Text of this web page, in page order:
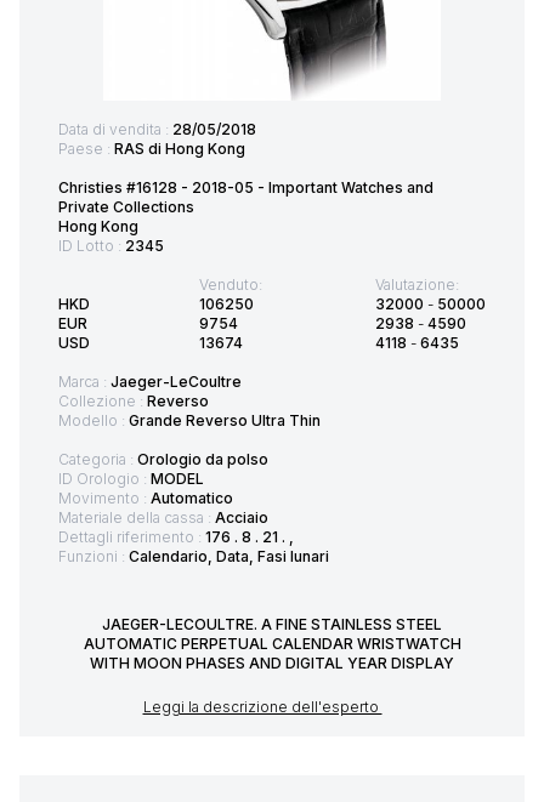
Data di vendita : 28/05/2018
Paese : RAS di Hong Kong
Christies #16128 - 2018-05 - Important Watches and
Private Collections
Hong Kong
ID Lotto : 2345
HKD
EUR
USD
Venduto:
106250
9754
13674
Valutazione:
32000 - 50000
2938 - 4590
4118 - 6435
Marca : Jaeger-LeCoultre
Collezione : Reverso
Modello : Grande Reverso Ultra Thin
Categoria : Orologio da polso
ID Orologio : MODEL
Movimento : Automatico
Materiale della cassa : Acciaio
Dettagli riferimento : 176 . 8 . 21 . ,
Funzioni : Calendario, Data, Fasi lunari
JAEGER-LECOULTRE. A FINE STAINLESS STEEL
AUTOMATIC PERPETUAL CALENDAR WRISTWATCH
WITH MOON PHASES AND DIGITAL YEAR DISPLAY
Leggi la descrizione dell'esperto